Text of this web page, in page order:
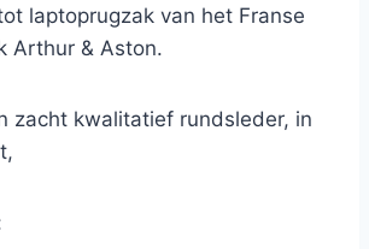
laptoprugzak van het Franse
Arthur & Aston.
zacht kwalitatief rundsleder, in